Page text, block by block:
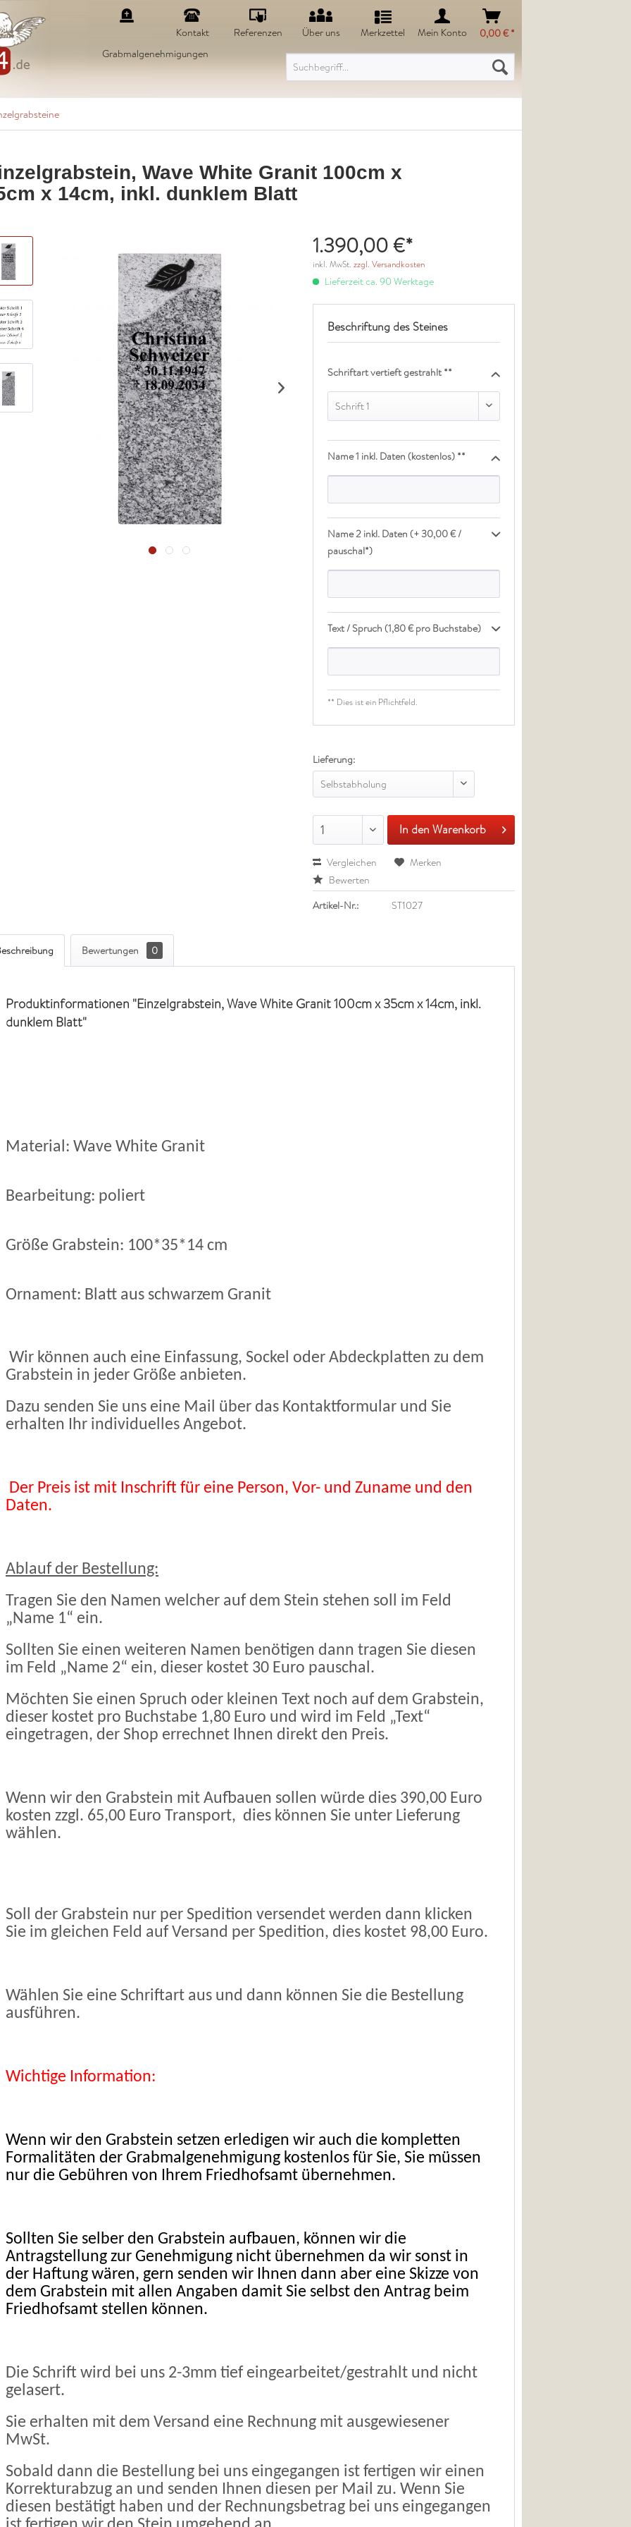
Merkzettel Mein Konto
0,00 € *
Grabmalgenehmigungen
Kontakt Referenzen Über uns
Wave White Granit 100cm x
x 14cm, inkl. dunklem Blatt
1.390,00 €*
inkl. MwSt.zzgl. Versandkosten
Lieferzeit ca. 90 Werktage
Beschriftung des Steines
Schriftart vertieft gestrahlt **
Schrift 1
Name 1 inkl. Daten (kostenlos) **
Name 2 inkl. Daten (+ 30,00 € /
pauschal*)
Text / Spruch (1,80 € pro Buchstabe)
** Dies ist ein Pflichtfeld.
Lieferung:
Selbstabholung
1 In den Warenkorb
Vergleichen
Merken
Bewerten
Artikel-Nr.:
ST1027
Bewertungen 0
Produktinformationen "Einzelgrabstein, Wave White Granit 100cm x 35cm x 14cm, inkl.
dunklem Blatt"
Material: Wave White Granit
Bearbeitung: poliert
Größe Grabstein: 100*35*14 cm
Ornament: Blatt aus schwarzem Granit
Wir können auch eine Einfassung, Sockel oder Abdeckplatten zu dem
Grabstein in jeder Größe anbieten.
Dazu senden Sie uns eine Mail über das Kontaktformular und Sie
erhalten Ihr individuelles Angebot.
Der Preis ist mit Inschrift für eine Person, Vor- und Zuname und den
Daten.
Ablauf der Bestellung:
Tragen Sie den Namen welcher auf dem Stein stehen soll im Feld
„Name 1“ ein.
Sollten Sie einen weiteren Namen benötigen dann tragen Sie diesen
im Feld „Name 2“ ein, dieser kostet 30 Euro pauschal.
Möchten Sie einen Spruch oder kleinen Text noch auf dem Grabstein,
dieser kostet pro Buchstabe 1,80 Euro und wird im Feld „Text“
eingetragen, der Shop errechnet Ihnen direkt den Preis.
Wenn wir den Grabstein mit Aufbauen sollen würde dies 390,00 Euro
kosten zzgl. 65,00 Euro Transport, dies können Sie unter Lieferung
wählen.
Soll der Grabstein nur per Spedition versendet werden dann klicken
Sie im gleichen Feld auf Versand per Spedition, dies kostet 98,00 Euro.
Wählen Sie eine Schriftart aus und dann können Sie die Bestellung
ausführen.
Wichtige Information:
Wenn wir den Grabstein setzen erledigen wir auch die kompletten
Formalitäten der Grabmalgenehmigung kostenlos für Sie, Sie müssen
nur die Gebühren von Ihrem Friedhofsamt übernehmen.
Sollten Sie selber den Grabstein aufbauen, können wir die
Antragstellung zur Genehmigung nicht übernehmen da wir sonst in
der Haftung wären, gern senden wir Ihnen dann aber eine Skizze von
dem Grabstein mit allen Angaben damit Sie selbst den Antrag beim
Friedhofsamt stellen können.
Die Schrift wird bei uns 2-3mm tief eingearbeitet/gestrahlt und nicht
gelasert.
Sie erhalten mit dem Versand eine Rechnung mit ausgewiesener
MwSt.
Sobald dann die Bestellung bei uns eingegangen ist fertigen wir einen
Korrekturabzug an und senden Ihnen diesen per Mail zu. Wenn Sie
diesen bestätigt haben und der Rechnungsbetrag bei uns eingegangen